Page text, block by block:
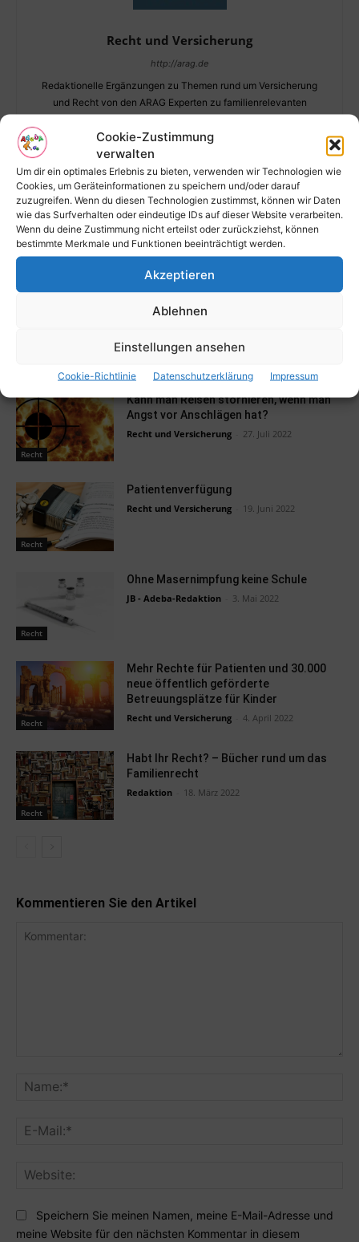
Cookie-Zustimmung
verwalten
Um dir ein optimales Erlebnis zu bieten, verwenden wir Technologien wie
Cookies, um Geräteinformationen zu speichern und/oder darauf
zuzugreifen. Wenn du diesen Technologien zustimmst, können wir Daten
wie das Surfverhalten oder eindeutige IDs auf dieser Website verarbeiten.
Wenn du deine Zustimmung nicht erteilst oder zurückziehst, können
bestimmte Merkmale und Funktionen beeinträchtigt werden.
Akzeptieren
Ablehnen
Einstellungen ansehen
Cookie-Richtlinie Datenschutzerklärung Impressum
Recht und Versicherung
http://arag.de
Redaktionelle Ergänzungen zu Themen rund um Versicherung
und Recht von den ARAG Experten zu familienrelevanten
Themen. Wenn es sinnvoll erscheint kürzen wir Texte oder
ergänzen sie. Dies wird aber deutlich markiert und findet bei
Ergänzungen meist am Ende des Artikel statt. Natürlich sind diese
Texte sind keine Rechtsberatung. Bei Problemen wendet Euch an
Euren Anwalt des Vertrauens, da sich das Recht immer wieder
ändert.
Sexismus am Arbeitsplatz ist ein
Redaktion - 16. Mai 2019
Recht
Kann man Reisen stornieren, wenn man
Angst vor Anschlägen hat?
Recht und Versicherung 27. Juli 2022
Recht
Patientenverfügung
Recht und Versicherung 19. Juni 2022
Recht
Ohne Masernimpfung keine Schule
JB - Adeba-Redaktion 3. Mai 2022
Recht
Mehr Rechte für Patienten und 30.000
neue öffentlich geförderte
Betreuungsplätze für Kinder
Recht und Versicherung 4. April 2022
Recht
Habt Ihr Recht? – Bücher rund um das
Familienrecht
Redaktion 18. März 2022
Kommentieren Sie den Artikel
Speichern Sie meinen Namen, meine E-Mail-Adresse und
meine Website für den nächsten Kommentar in diesem